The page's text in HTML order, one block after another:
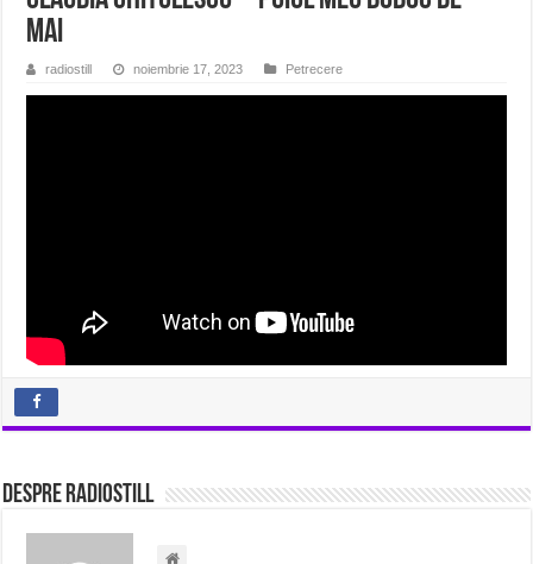
mai
radiostill noiembrie 17, 2023 Petrecere
Despre radiostill